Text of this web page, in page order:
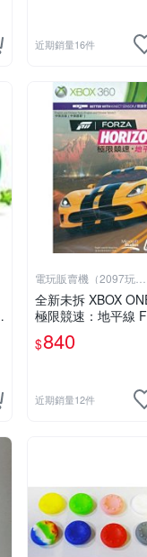
近期銷量16件
電玩販賣機（2097玩具
公仔舖
全新未拆 XBOX
極限競速：地平線
orizon (講中文的) -
幕語音亞版-
$840
近期銷量12件